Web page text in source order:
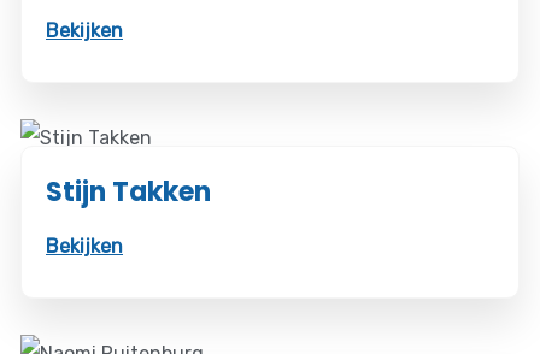
Bekijken
Stijn Takken
Bekijken